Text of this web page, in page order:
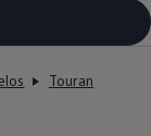
Touran